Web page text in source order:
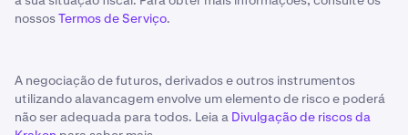
nossosTermos de Serviço.
A negociação de futuros, derivados e outros instrumentos
utilizando alavancagem envolve um elemento de risco e poderá
não ser adequada para todos. Leia a Divulgação de riscos da